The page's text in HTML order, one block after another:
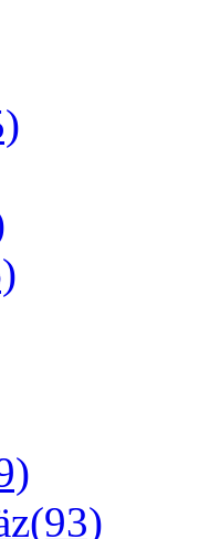
(93)